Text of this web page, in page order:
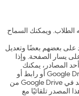
ويمكنك السماح
بعضهم بعضًا وتعديل
الصفحة. وإذا
يمكنك
إضافة أي مصدر من جهاز الكمبيوتر أو من Google Drive أو رابط أو
فيديو YouTube بالإضافة إلى إنشاء مصدر جديد في Google Drive من
تلقائيًا مع